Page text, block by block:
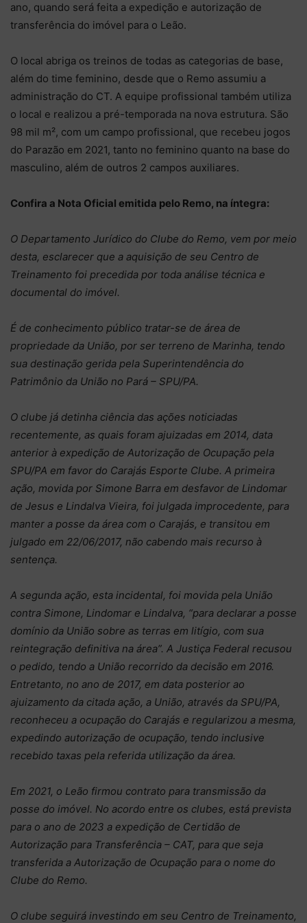
ano, quando será feita a expedição e autorização de
transferência do imóvel para o Leão.
O local abriga os treinos de todas as categorias de base,
além do time feminino, desde que o Remo assumiu a
administração do CT. A equipe profissional também utiliza
o local e realizou a pré-temporada na nova estrutura. São
98 mil m², com um campo profissional, que recebeu jogos
do Parazão em 2021, tanto no feminino quanto na base do
masculino, além de outros 2 campos auxiliares.
Confira a Nota Oficial emitida pelo Remo, na íntegra:
O Departamento Jurídico do Clube do Remo, vem por meio
desta, esclarecer que a aquisição de seu Centro de
Treinamento foi precedida por toda análise técnica e
documental do imóvel.
É de conhecimento público tratar-se de área de
propriedade da União, por ser terreno de Marinha, tendo
sua destinação gerida pela Superintendência do
Patrimônio da União no Pará – SPU/PA.
O clube já detinha ciência das ações noticiadas
recentemente, as quais foram ajuizadas em 2014, data
anterior à expedição de Autorização de Ocupação pela
SPU/PA em favor do Carajás Esporte Clube. A primeira
ação, movida por Simone Barra em desfavor de Lindomar
de Jesus e Lindalva Vieira, foi julgada improcedente, para
manter a posse da área com o Carajás, e transitou em
julgado em 22/06/2017, não cabendo mais recurso à
sentença.
A segunda ação, esta incidental, foi movida pela União
contra Simone, Lindomar e Lindalva, “para declarar a posse
domínio da União sobre as terras em litígio, com sua
reintegração definitiva na área”. A Justiça Federal recusou
o pedido, tendo a União recorrido da decisão em 2016.
Entretanto, no ano de 2017, em data posterior ao
ajuizamento da citada ação, a União, através da SPU/PA,
reconheceu a ocupação do Carajás e regularizou a mesma,
expedindo autorização de ocupação, tendo inclusive
recebido taxas pela referida utilização da área.
Em 2021, o Leão firmou contrato para transmissão da
posse do imóvel. No acordo entre os clubes, está prevista
para o ano de 2023 a expedição de Certidão de
Autorização para Transferência – CAT, para que seja
transferida a Autorização de Ocupação para o nome do
Clube do Remo.
O clube seguirá investindo em seu Centro de Treinamento,